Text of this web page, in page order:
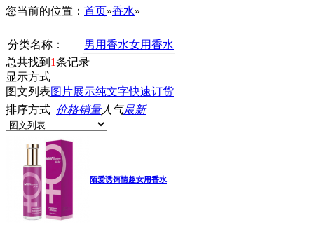
您当前的位置： 首页»香水»
分类名称： 男用香水女用香水
总共找到 1条记录
显示方式
图文列表图片展示纯文字快速订货
排序方式 价格销量人气最新
陌爱诱饵情趣女用香水